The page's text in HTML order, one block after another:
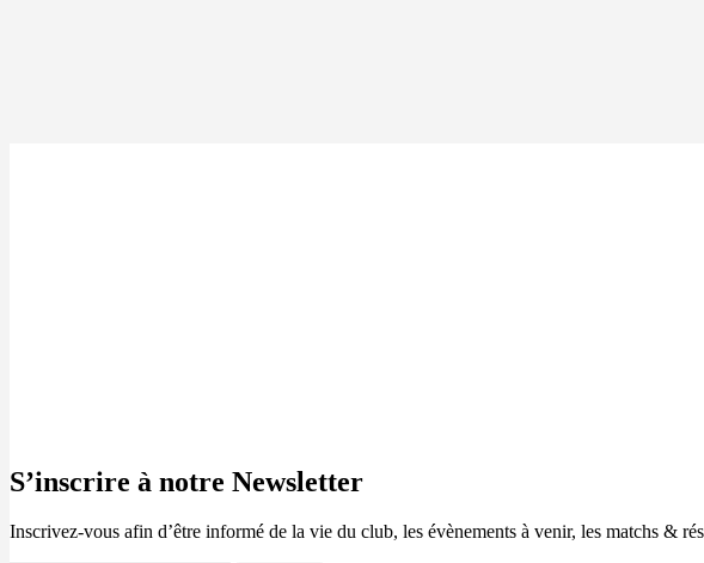
S’inscrire à notre Newsletter
Inscrivez-vous afin d’être informé de la vie du club, les évènements à venir, les matchs &